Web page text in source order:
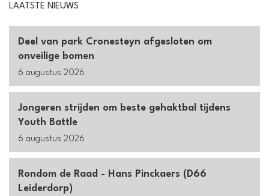
LAATSTE NIEUWS
Deel van park Cronesteyn afgesloten om
onveilige bomen
6 augustus 2026
Jongeren strijden om beste gehaktbal tijdens
Youth Battle
6 augustus 2026
Rondom de Raad - Hans Pinckaers (D66
Leiderdorp)